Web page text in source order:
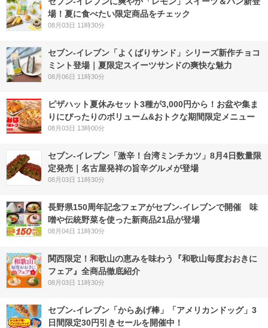
場！夏に食べたい限定商品をチェック
08月03日 11時30分
セブン‐イレブン「よくばりサンド」シリーズ新作チョコ
ミント登場｜夏限定スイーツサンドの爽快な魅力
08月06日 11時30分
ピザハット夏休みセット3種が3,000円から！お盆や集ま
りにぴったりのボリューム&おトクな期間限定メニュー
08月03日 13時00分
セブン-イレブン「激辛！台湾ミンチカツ」8月4日数量限
定発売｜名古屋発祥の旨辛グルメが登場
08月03日 11時30分
長野県150周年記念フェアがセブン-イレブンで開催 味
噌や伝統野菜を使った新商品21品が登場
08月04日 11時30分
関西限定！和歌山の恵みを味わう『和歌山毎度おおきに
フェア』全商品徹底紹介
08月03日 11時30分
セブン‐イレブン「からあげ棒」「アメリカンドッグ」3
日間限定30円引きセールを開催中！